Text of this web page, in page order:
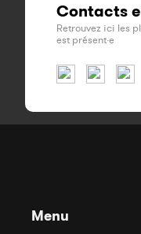
Contacts
Retrouvez ici les
est présent·e
Menu